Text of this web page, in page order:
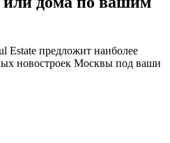
Estate предложит наиболее
новостроек Москвы под ваши